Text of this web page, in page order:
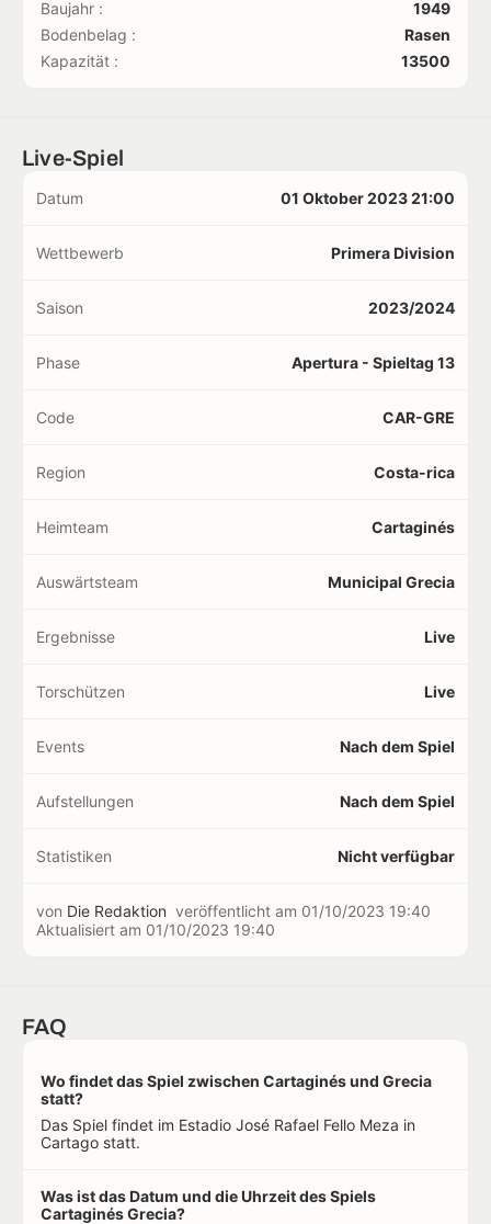
Baujahr :
1949
Bodenbelag :
Rasen
Kapazität :
13500
Live-Spiel
Datum 01 Oktober 2023 21:00
Wettbewerb Primera Division
Saison 2023/2024
Phase Apertura - Spieltag 13
Code CAR-GRE
Region Costa-rica
Heimteam Cartaginés
Auswärtsteam Municipal Grecia
Ergebnisse Live
Torschützen Live
Events Nach dem Spiel
Aufstellungen Nach dem Spiel
Statistiken Nicht verfügbar
von Die Redaktion veröffentlicht am 01/10/2023 19:40
Aktualisiert am 01/10/2023 19:40
FAQ
Wo findet das Spiel zwischen Cartaginés und Grecia
statt?
Das Spiel findet im Estadio José Rafael Fello Meza in
Cartago statt.
Was ist das Datum und die Uhrzeit des Spiels
Cartaginés Grecia?